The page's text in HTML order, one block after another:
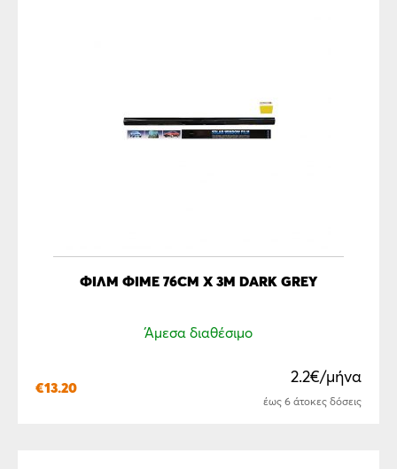
ΦΙΛΜ ΦΙΜΕ 76CM X 3M DARK GREY
Άμεσα διαθέσιμο
€13.20
2.2€/μήνα
έως 6 άτοκες δόσεις